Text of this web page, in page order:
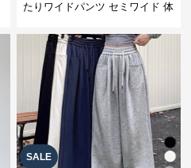
たりワイドパンツ セミワイド 体
SALE